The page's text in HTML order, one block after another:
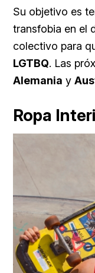
Su objetivo es
transfobia en el
colectivo para
LGTBQ. Las
Alemania y
Ropa